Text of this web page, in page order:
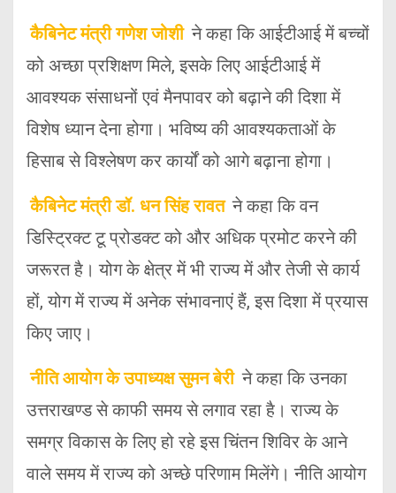
कैबिनेट मंत्री गणेश जोशी ने कहा कि आईटीआई में बच्चों
को अच्छा प्रशिक्षण मिले, इसके लिए आईटीआई में
आवश्यक संसाधनों एवं मैनपावर को बढ़ाने की दिशा में
विशेष ध्यान देना होगा। भविष्य की आवश्यकताओं के
हिसाब से विश्लेषण कर कार्यों को आगे बढ़ाना होगा।
कैबिनेट मंत्री डॉ. धन सिंह रावत ने कहा कि वन
डिस्ट्रिक्ट टू प्रोडक्ट को और अधिक प्रमोट करने की
जरूरत है। योग के क्षेत्र में भी राज्य में और तेजी से कार्य
हों, योग में राज्य में अनेक संभावनाएं हैं, इस दिशा में प्रयास
किए जाए।
नीति आयोग के उपाध्यक्ष सुमन बेरी ने कहा कि उनका
उत्तराखण्ड से काफी समय से लगाव रहा है। राज्य के
समग्र विकास के लिए हो रहे इस चिंतन शिविर के आने
वाले समय में राज्य को अच्छे परिणाम मिलेंगे। नीति आयोग